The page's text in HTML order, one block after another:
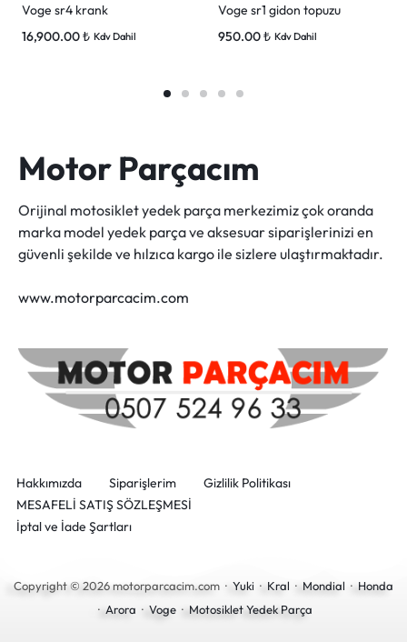
Voge sr4 krank
16,900.00₺ Kdv Dahil
Voge sr1 gidon topuzu
950.00₺ Kdv Dahil
Motor Parçacım
Orijinal motosiklet yedek parça merkezimiz çok oranda
marka model yedek parça ve aksesuar siparişlerinizi en
güvenli şekilde ve hılzıca kargo ile sizlere ulaştırmaktadır.
www.motorparcacim.com
Hakkımızda Siparişlerim
Gizlilik Politikası
MESAFELİ SATIŞ SÖZLEŞMESİ
İptal ve İade Şartları
Copyright © 2026 motorparcacim.com · Yuki · Kral · Mondial · Honda
· Arora · Voge· Motosiklet Yedek Parça